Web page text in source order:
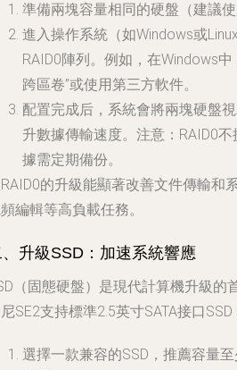
準備兩塊容量相同的硬盤（建議使
進入操作系統（如Windows或
RAID0陣列。例如，在Windows中
跨區卷”或使用第三方軟件。
配置完成后，系統會將兩塊硬盤
升數據傳輸速度。注意：RAID0
據需定期備份。
的升級能顯著改善文件傳輸和
編輯等高負載任務。
升級SSD：加速系統響應
（固態硬盤）是現代計算機升級的
SE2支持標準2.5英寸SATA接口SSD
選擇一款兼容的SSD，推薦容量